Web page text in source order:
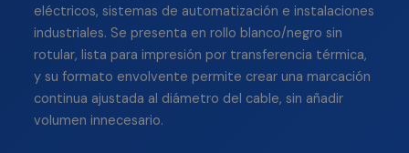
eléctricos, sistemas de automatización e instalaciones
industriales. Se presenta en rollo blanco/negro sin
rotular, lista para impresión por transferencia térmica,
y su formato envolvente permite crear una marcación
continua ajustada al diámetro del cable, sin añadir
volumen innecesario.